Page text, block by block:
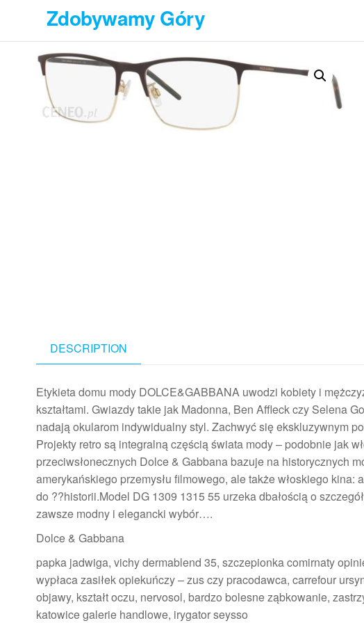
treści
Zdobywamy Góry
DESCRIPTION
Etykieta domu mody DOLCE&GABBANA uwodzi kobiety i
kształtami. Gwiazdy takie jak Madonna, Ben Affleck czy Selena
nadają okularom indywidualny styl. Zachwyć się ekskluzywnym
Projekty retro są integralną częścią świata mody – podobnie jak
przeciwsłonecznych Dolce & Gabbana bazuje na historycznych
amerykańskiego przemysłu filmowego, ale także włoskiego kina:
do ??historii.Model DG 1309 1315 55 urzeka dbałością o
zawsze modny i elegancki wybór….
Dolce & Gabbana
papka jadwiga, vichy dermablend 35, szczepionka comirnaty
wypłaca zasiłek opiekuńczy – zus czy pracodawca, carrefour
objawy, kształt oczu, nervosol, bardzo bolesne ząbkowanie,
katowice galerie handlowe, irygator seysso